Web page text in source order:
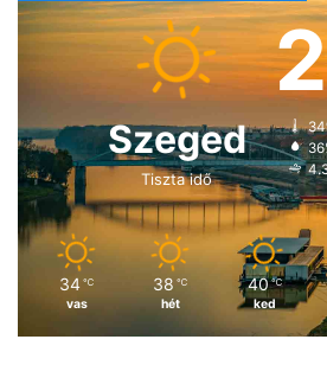
Szeged
Tiszta idő
34 ℃
vas
38 ℃
hét
40 ℃
ked